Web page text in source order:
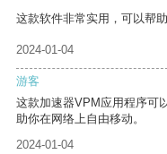
这款软件非常实用，可以帮
2024-01-04
游客
这款加速器VPM应用程序可
助你在网络上自由移动。
2024-01-04